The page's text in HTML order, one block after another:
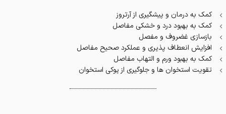
کمک به درمان و پیشگیری از آرتروز
کمک به بهبود درد و خشکی مفاصل
بازسازی غضروف و مفصل
افزایش انعطاف پذیری و عملکرد صحیح مفاصل
کمک به بهبود ورم و التهاب مفاصل
تقویت استخوان ها و جلوگیری از پوکی استخوان